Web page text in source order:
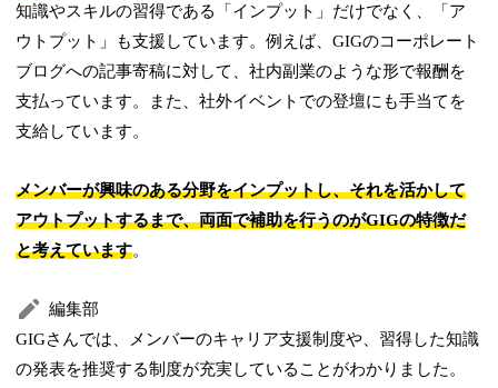
知識やスキルの習得である「インプット」だけでなく、「ア
ウトプット」も支援しています。例えば、GIGのコーポレート
ブログへの記事寄稿に対して、社内副業のような形で報酬を
支払っています。また、社外イベントでの登壇にも手当てを
支給しています。
メンバーが興味のある分野をインプットし、それを活かして
アウトプットするまで、両面で補助を行うのがGIGの特徴だ
と考えています。
編集部
GIGさんでは、メンバーのキャリア支援制度や、習得した知識
の発表を推奨する制度が充実していることがわかりました。